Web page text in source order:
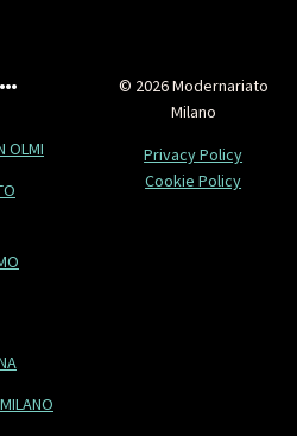
OLMI
© 2026 Modernariato
Milano
Privacy Policy
Cookie Policy